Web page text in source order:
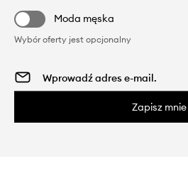
Moda męska
Wybór oferty jest opcjonalny
Zapisz mnie